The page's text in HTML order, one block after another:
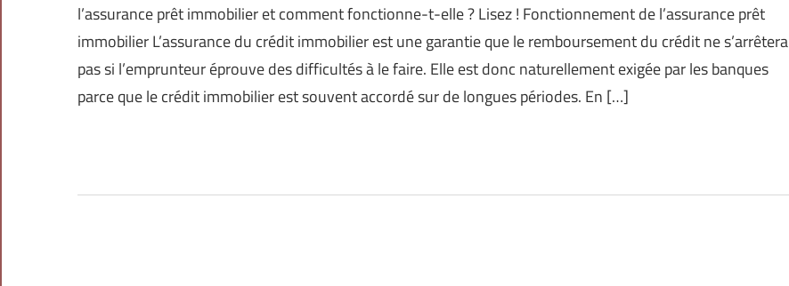
l’assurance prêt immobilier et comment fonctionne-t-elle ? Lisez ! Fonctionnement de l’assurance prêt
immobilier L’assurance du crédit immobilier est une garantie que le remboursement du crédit ne s’arrêtera
pas si l’emprunteur éprouve des difficultés à le faire. Elle est donc naturellement exigée par les banques
parce que le crédit immobilier est souvent accordé sur de longues périodes. En […]